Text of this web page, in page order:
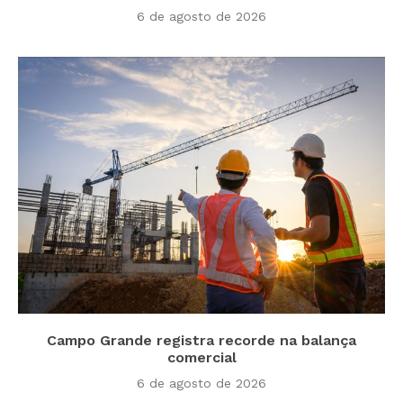
6 de agosto de 2026
Campo Grande registra recorde na balança
comercial
6 de agosto de 2026